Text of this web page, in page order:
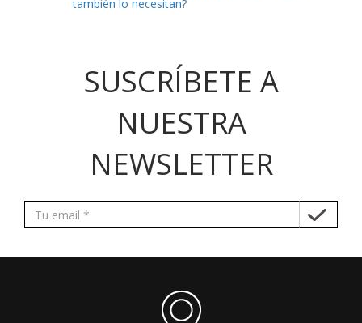
también lo necesitan?
SUSCRÍBETE A
NUESTRA
NEWSLETTER